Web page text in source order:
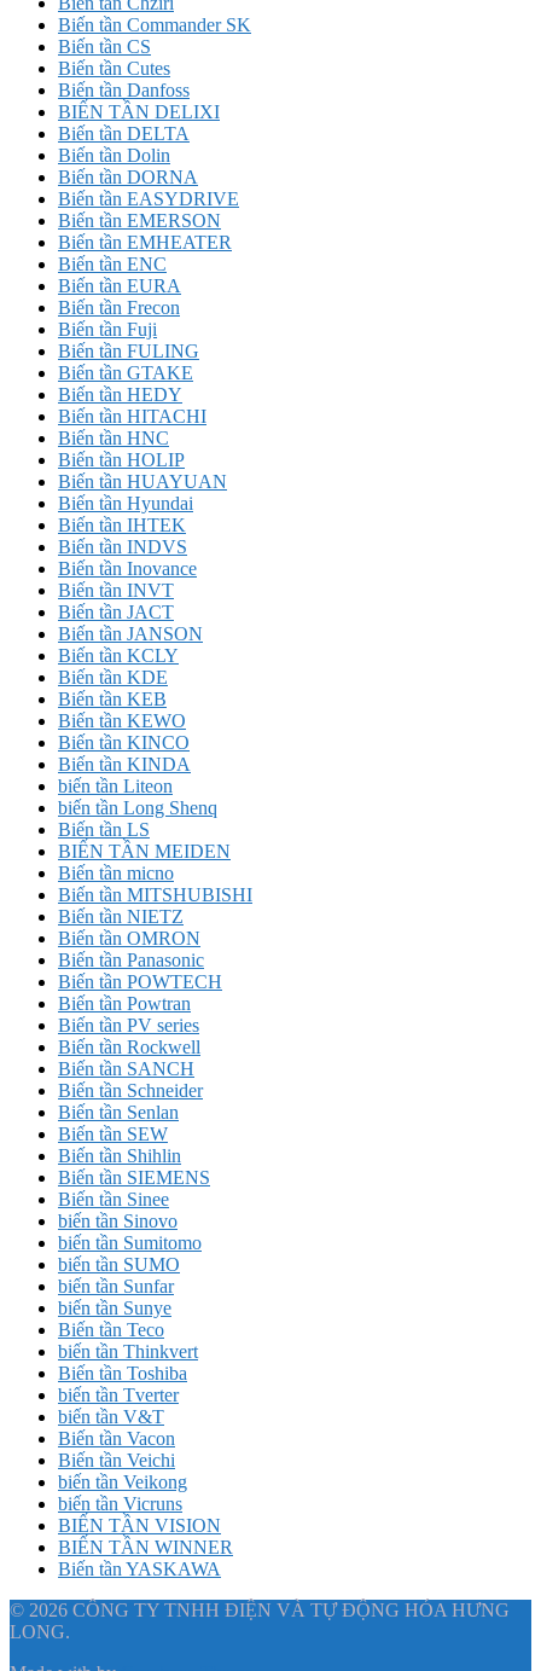
Biến tần Commander SK
Biến tần CS
Biến tần Cutes
Biến tần Danfoss
BIẾN TẦN DELIXI
Biến tần DELTA
Biến tần Dolin
Biến tần DORNA
Biến tần EASYDRIVE
Biến tần EMERSON
Biến tần EMHEATER
Biến tần ENC
Biến tần EURA
Biến tần Frecon
Biến tần Fuji
Biến tần FULING
Biến tần GTAKE
Biến tần HEDY
Biến tần HITACHI
Biến tần HNC
Biến tần HOLIP
Biến tần HUAYUAN
Biến tần Hyundai
Biến tần IHTEK
Biến tần INDVS
Biến tần Inovance
Biến tần INVT
Biến tần JACT
Biến tần JANSON
Biến tần KCLY
Biến tần KDE
Biến tần KEB
Biến tần KEWO
Biến tần KINCO
Biến tần KINDA
biến tần Liteon
biến tần Long Shenq
Biến tần LS
BIẾN TẦN MEIDEN
Biến tần micno
Biến tần MITSHUBISHI
Biến tần NIETZ
Biến tần OMRON
Biến tần Panasonic
Biến tần POWTECH
Biến tần Powtran
Biến tần PV series
Biến tần Rockwell
Biến tần SANCH
Biến tần Schneider
Biến tần Senlan
Biến tần SEW
Biến tần Shihlin
Biến tần SIEMENS
Biến tần Sinee
biến tần Sinovo
biến tần Sumitomo
biến tần SUMO
biến tần Sunfar
biến tần Sunye
Biến tần Teco
biến tần Thinkvert
Biến tần Toshiba
biến tần Tverter
biến tần V&T
Biến tần Vacon
Biến tần Veichi
biến tần Veikong
biến tần Vicruns
BIẾN TẦN VISION
BIẾN TẦN WINNER
Biến tần YASKAWA
© 2026 CÔNG TY TNHH ĐIỆN VÀ TỰ ĐỘNG HÓA HƯNG
LONG.